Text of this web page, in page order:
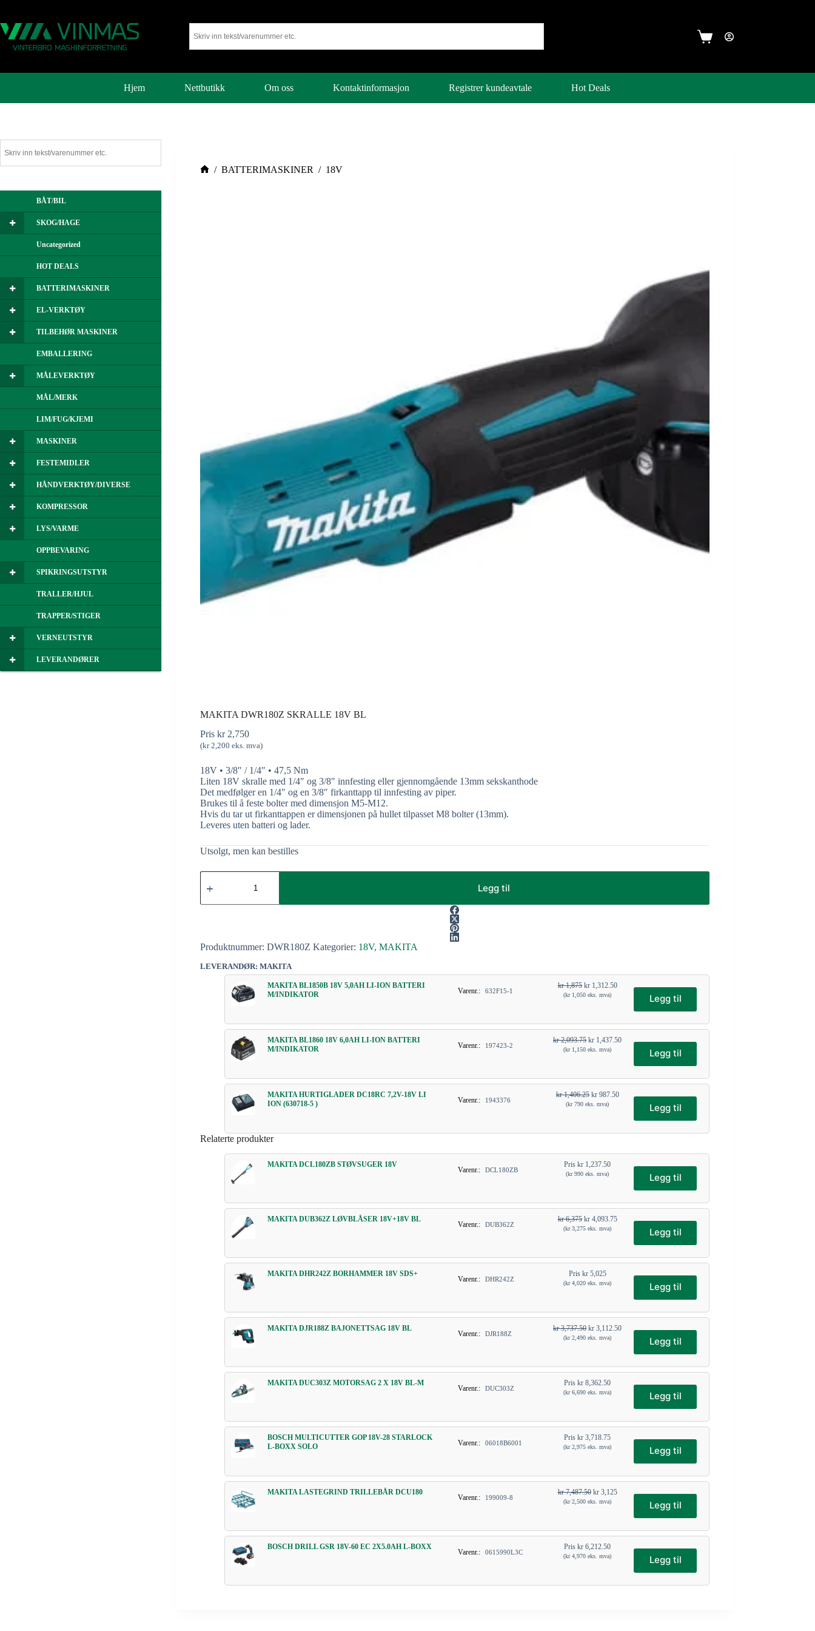
Hjem Nettbutikk Om oss Kontaktinformasjon Registrer kundeavtale Hot Deals
/ BATTERIMASKINER / 18V
MAKITA DWR180Z SKRALLE 18V BL
Pris kr2,750
(kr2,200 eks. mva)
18V • 3/8″ / 1/4″ • 47,5 Nm
Liten 18V skralle med 1/4″ og 3/8″ innfesting eller gjennomgående 13mm sekskanthode
Det medfølger en 1/4″ og en 3/8″ firkanttapp til innfesting av piper.
Brukes til å feste bolter med dimensjon M5-M12.
Hvis du tar ut firkanttappen er dimensjonen på hullet tilpasset M8 bolter (13mm).
Leveres uten batteri og lader.
Utsolgt, men kan bestilles
Legg til
Produktnummer:DWR180Z Kategorier: 18V,MAKITA
LEVERANDØR: MAKITA
MAKITA BL1850B 18V 5,0AH LI-ION BATTERI
M/INDIKATOR
Varenr.: 632F15-1
kr1,875 kr1,312.50
(kr1,050 eks. mva) Legg til
MAKITA BL1860 18V 6,0AH LI-ION BATTERI
M/INDIKATOR
Varenr.: 197423-2
kr2,093.75 kr 1,437.50
(kr1,150 eks. mva) Legg til
MAKITA HURTIGLADER DC18RC 7,2V-18V LI
ION (630718-5 )
Varenr.: 1943376
kr1,406.25 kr987.50
(kr790 eks. mva) Legg til
Relaterte produkter
MAKITA DCL180ZB STØVSUGER 18V
Varenr.: DCL180ZB
Pris kr 1,237.50
(kr990 eks. mva) Legg til
MAKITA DUB362Z LØVBLÅSER 18V+18V BL
Varenr.: DUB362Z
kr6,375 kr4,093.75
(kr3,275 eks. mva) Legg til
MAKITA DHR242Z BORHAMMER 18V SDS+
Varenr.: DHR242Z
Pris kr5,025
(kr4,020 eks. mva) Legg til
MAKITA DJR188Z BAJONETTSAG 18V BL
Varenr.: DJR188Z
kr3,737.50 kr 3,112.50
(kr2,490 eks. mva) Legg til
MAKITA DUC303Z MOTORSAG 2 X 18V BL-M
Varenr.: DUC303Z
Pris kr 8,362.50
(kr6,690 eks. mva) Legg til
BOSCH MULTICUTTER GOP 18V-28 STARLOCK
L-BOXX SOLO
Varenr.: 06018B6001
Pris kr 3,718.75
(kr2,975 eks. mva) Legg til
MAKITA LASTEGRIND TRILLEBÅR DCU180
Varenr.: 199009-8
kr7,487.50 kr3,125
(kr2,500 eks. mva) Legg til
BOSCH DRILL GSR 18V-60 EC 2X5.0AH L-BOXX
Varenr.: 0615990L3C
Pris kr 6,212.50
(kr4,970 eks. mva) Legg til
BÅT/BIL
SKOG/HAGE
Uncategorized
HOT DEALS
BATTERIMASKINER
EL-VERKTØY
TILBEHØR MASKINER
EMBALLERING
MÅLEVERKTØY
MÅL/MERK
LIM/FUG/KJEMI
MASKINER
FESTEMIDLER
HÅNDVERKTØY/DIVERSE
KOMPRESSOR
LYS/VARME
OPPBEVARING
SPIKRINGSUTSTYR
TRALLER/HJUL
TRAPPER/STIGER
VERNEUTSTYR
LEVERANDØRER